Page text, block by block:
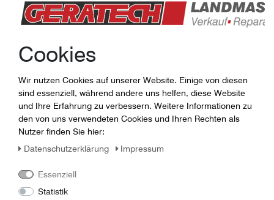
Hiermit bestätige ich, dass ich dieDaten­schutz­erklärung
gelesen habe.*
Fragen abschicken
Cookies
Wir nutzen Cookies auf unserer Website. Einige von diesen
sind essenziell, während andere uns helfen, diese Website
und Ihre Erfahrung zu verbessern. Weitere Informationen zu
den von uns verwendeten Cookies und Ihren Rechten als
Nutzer finden Sie hier:
Daten­schutz­erklärung
Impressum
Essenziell
Statistik